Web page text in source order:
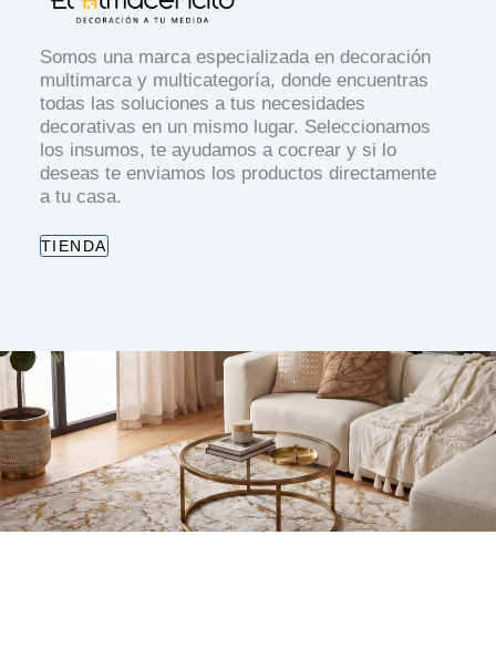
Somos una marca especializada en decoración
multimarca y multicategoría, donde encuentras
todas las soluciones a tus necesidades
decorativas en un mismo lugar. Seleccionamos
los insumos, te ayudamos a cocrear y si lo
deseas te enviamos los productos directamente
a tu casa.
TIENDA